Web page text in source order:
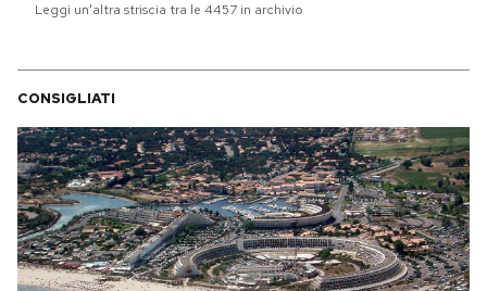
I MIEI PREFERITI
SHOP
CALENDARIO
AREA PERSONALE
Leggi un'altra striscia tra le 4457 in archivio
CONSIGLIATI